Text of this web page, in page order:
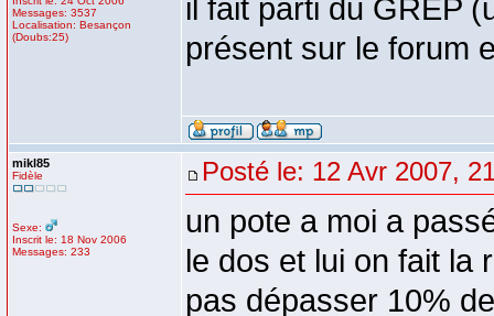
Messages: 3537
Localisation: Besançon
(Doubs:25)
il fait parti du GREP
présent sur le forum
mikl85
Fidèle
Sexe:
Inscrit le: 18 Nov 2006
Messages: 233
Posté le: 12 Avr 2007,
un pote a moi a
le dos et lui on fait la
pas dépasser 10%